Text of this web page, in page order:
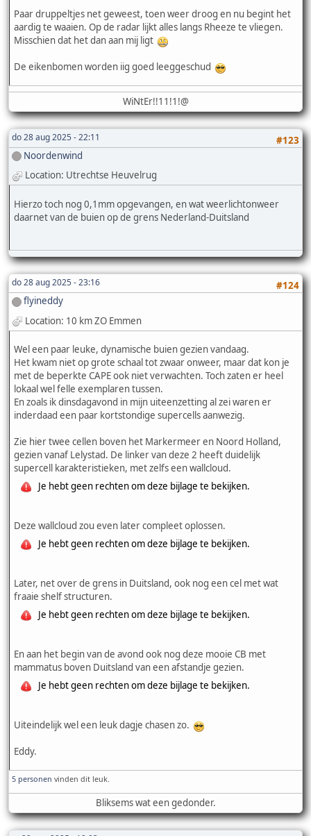
Paar druppeltjes net geweest, toen weer droog en nu begint het
aardig te waaien. Op de radar lijkt alles langs Rheeze te vliegen.
Misschien dat het dan aan mij ligt
De eikenbomen worden iig goed leeggeschud
WiNtEr!!11!1!@
do 28 aug 2025 - 22:11
#123
Noordenwind
Location: Utrechtse Heuvelrug
Hierzo toch nog 0,1mm opgevangen, en wat weerlichtonweer
daarnet van de buien op de grens Nederland-Duitsland
do 28 aug 2025 - 23:16
#124
flyineddy
Location: 10 km ZO Emmen
Wel een paar leuke, dynamische buien gezien vandaag.
Het kwam niet op grote schaal tot zwaar onweer, maar dat kon je
met de beperkte CAPE ook niet verwachten. Toch zaten er heel
lokaal wel felle exemplaren tussen.
En zoals ik dinsdagavond in mijn uiteenzetting al zei waren er
inderdaad een paar kortstondige supercells aanwezig.
Zie hier twee cellen boven het Markermeer en Noord Holland,
gezien vanaf Lelystad. De linker van deze 2 heeft duidelijk
supercell karakteristieken, met zelfs een wallcloud.
Je hebt geen rechten om deze bijlage te bekijken.
Deze wallcloud zou even later compleet oplossen.
Je hebt geen rechten om deze bijlage te bekijken.
Later, net over de grens in Duitsland, ook nog een cel met wat
fraaie shelf structuren.
Je hebt geen rechten om deze bijlage te bekijken.
En aan het begin van de avond ook nog deze mooie CB met
mammatus boven Duitsland van een afstandje gezien.
Je hebt geen rechten om deze bijlage te bekijken.
Uiteindelijk wel een leuk dagje chasen zo.
Eddy.
5 personen vinden dit leuk.
Bliksems wat een gedonder.